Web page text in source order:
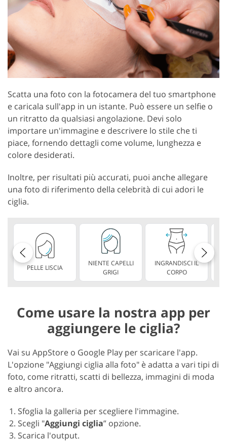
Scatta una foto con la fotocamera del tuo smartphone
e caricala sull'app in un istante. Può essere un selfie o
un ritratto da qualsiasi angolazione. Devi solo
importare un'immagine e descrivere lo stile che ti
piace, fornendo dettagli come volume, lunghezza e
colore desiderati.
Inoltre, per risultati più accurati, puoi anche allegare
una foto di riferimento della celebrità di cui adori le
ciglia.
PELLE LISCIA
NIENTE CAPELLI
GRIGI
INGRANDISCI IL
CORPO
Come usare la nostra app per
aggiungere le ciglia?
Vai su AppStore o Google Play per scaricare l'app.
L'opzione "Aggiungi ciglia alla foto" è adatta a vari tipi di
foto, come ritratti, scatti di bellezza, immagini di moda
e altro ancora.
Sfoglia la galleria per scegliere l'immagine.
Scegli "Aggiungi ciglia” opzione.
Scarica l'output.